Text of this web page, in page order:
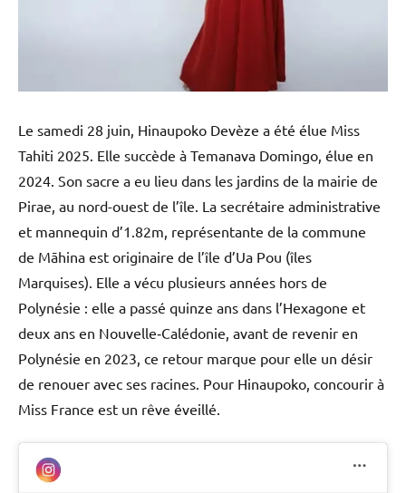
Le samedi 28 juin, Hinaupoko Devèze a été élue Miss
Tahiti 2025. Elle succède à Temanava Domingo, élue en
2024. Son sacre a eu lieu dans les jardins de la mairie de
Pirae, au nord-ouest de l’île. La secrétaire administrative
et mannequin d’1.82m, représentante de la commune
de Māhina est originaire de l’île d’Ua Pou (îles
Marquises). Elle a vécu plusieurs années hors de
Polynésie : elle a passé quinze ans dans l’Hexagone et
deux ans en Nouvelle‑Calédonie, avant de revenir en
Polynésie en 2023, ce retour marque pour elle un désir
de renouer avec ses racines. Pour Hinaupoko, concourir à
Miss France est un rêve éveillé.